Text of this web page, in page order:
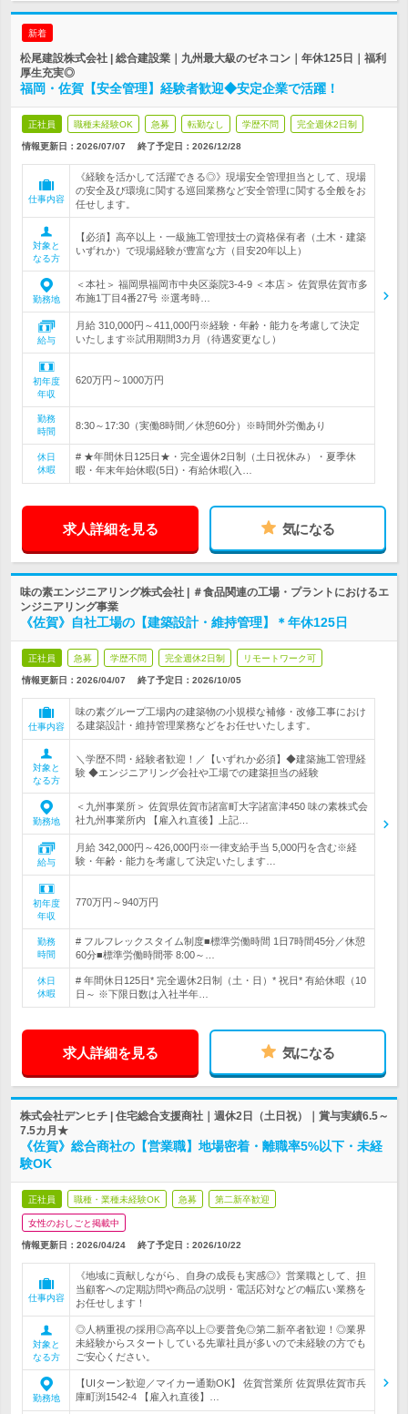
新着
松尾建設株式会社 | 総合建設業｜九州最大級のゼネコン｜年休125日｜福利
厚生充実◎
福岡・佐賀【安全管理】経験者歓迎◆安定企業で活躍！
正社員 職種未経験OK 急募 転勤なし 学歴不問 完全週休2日制
情報更新日：2026/07/07 終了予定日： 2026/12/28
仕事内容
《経験を活かして活躍できる◎》現場安全管理担当として、現場
の安全及び環境に関する巡回業務など安全管理に関する全般をお
任せします。
対象と
なる方
【必須】高卒以上・一級施工管理技士の資格保有者（土木・建築
いずれか）で現場経験が豊富な方（目安20年以上）
勤務地
＜本社＞ 福岡県福岡市中央区薬院3-4-9 ＜本店＞ 佐賀県佐賀市多
布施1丁目4番27号 ※選考時…
給与
月給 310,000円～411,000円※経験・年齢・能力を考慮して決定
いたします※試用期間3カ月（待遇変更なし）
初年度
年収
620万円～1000万円
勤務
時間
8:30～17:30（実働8時間／休憩60分）※時間外労働あり
休日
休暇
# ★年間休日125日★・完全週休2日制（土日祝休み）・夏季休
暇・年末年始休暇(5日)・有給休暇(入…
求人詳細を見る 気になる
味の素エンジニアリング株式会社 | ＃食品関連の工場・プラントにおけるエ
ンジニアリング事業
《佐賀》自社工場の【建築設計・維持管理】＊年休125日
正社員 急募 学歴不問 完全週休2日制 リモートワーク可
情報更新日：2026/04/07 終了予定日： 2026/10/05
仕事内容
味の素グループ工場内の建築物の小規模な補修・改修工事におけ
る建築設計・維持管理業務などをお任せいたします。
対象と
なる方
＼学歴不問・経験者歓迎！／【いずれか必須】◆建築施工管理経
験 ◆エンジニアリング会社や工場での建築担当の経験
勤務地
＜九州事業所＞ 佐賀県佐賀市諸富町大字諸富津450 味の素株式会
社九州事業所内 【雇入れ直後】上記…
給与
月給 342,000円～426,000円※一律支給手当 5,000円を含む※経
験・年齢・能力を考慮して決定いたします…
初年度
年収
770万円～940万円
勤務
時間
# フルフレックスタイム制度■標準労働時間 1日7時間45分／休憩
60分■標準労働時間帯 8:00～…
休日
休暇
# 年間休日125日* 完全週休2日制（土・日）* 祝日* 有給休暇（10
日～ ※下限日数は入社半年…
求人詳細を見る 気になる
株式会社デンヒチ | 住宅総合支援商社｜週休2日（土日祝）｜賞与実績6.5～
7.5カ月★
《佐賀》総合商社の【営業職】地場密着・離職率5%以下・未経
験OK
正社員 職種・業種未経験OK 急募 第二新卒歓迎
女性のおしごと掲載中
情報更新日：2026/04/24 終了予定日： 2026/10/22
仕事内容
《地域に貢献しながら、自身の成長も実感◎》営業職として、担
当顧客への定期訪問や商品の説明・電話応対などの幅広い業務を
お任せします！
対象と
なる方
◎人柄重視の採用◎高卒以上◎要普免◎第二新卒者歓迎！◎業界
未経験からスタートしている先輩社員が多いので未経験の方でも
ご安心ください。
勤務地
【UIターン歓迎／マイカー通勤OK】 佐賀営業所 佐賀県佐賀市兵
庫町渕1542-4 【雇入れ直後】…